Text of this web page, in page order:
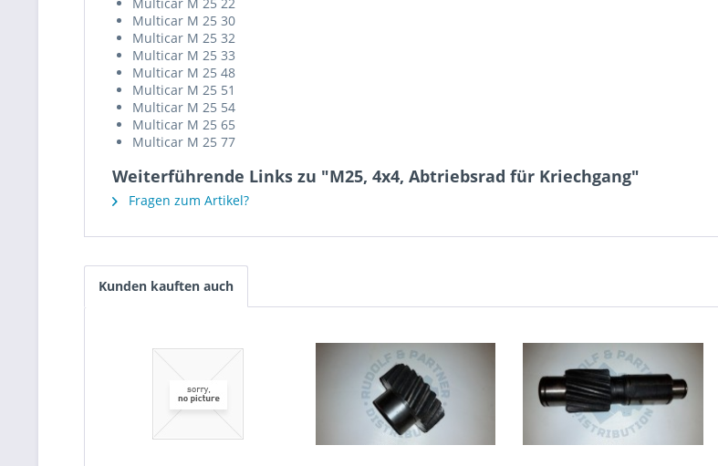
Multicar M 25 30
Multicar M 25 32
Multicar M 25 33
Multicar M 25 48
Multicar M 25 51
Multicar M 25 54
Multicar M 25 65
Multicar M 25 77
Weiterführende Links zu "M25, 4x4, Abtriebsrad für Kriechgang"
Fragen zum Artikel?
Kunden kauften auch